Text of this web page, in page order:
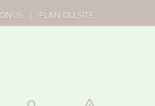
| PLAN DU SITE